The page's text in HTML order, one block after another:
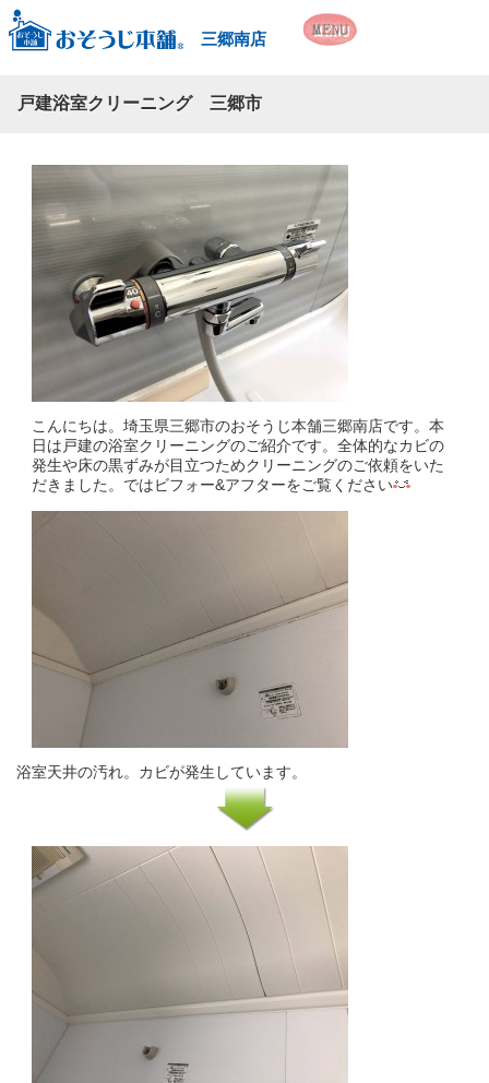
三郷南店
戸建浴室クリーニング 三郷市
こんにちは。埼玉県三郷市のおそうじ本舗三郷南店です。本
日は戸建の浴室クリーニングのご紹介です。全体的なカビの
発生や床の黒ずみが目立つためクリーニングのご依頼をいた
だきました。ではビフォー&アフターをご覧ください
浴室天井の汚れ。カビが発生しています。